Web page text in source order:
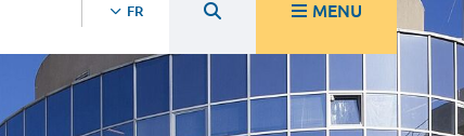
FR MENU